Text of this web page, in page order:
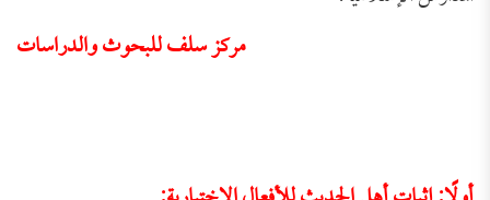
مركز سلف للبحوث والدراسات